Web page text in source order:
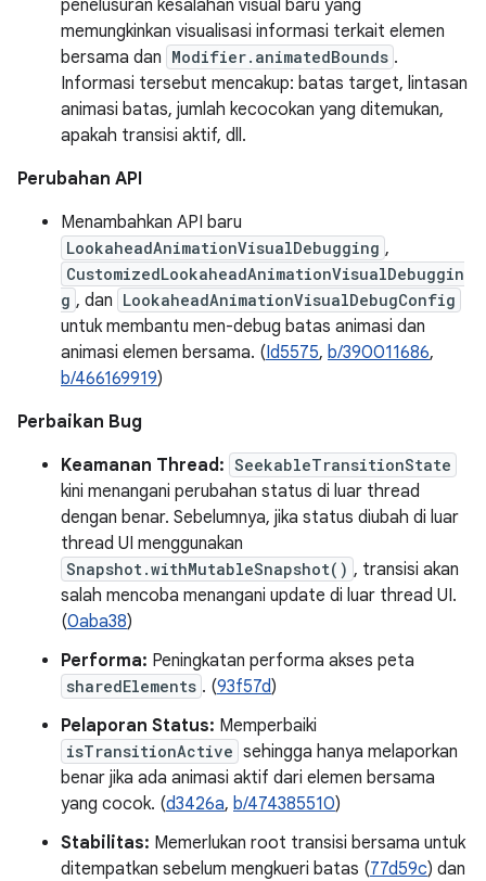
penelusuran kesalahan visual baru yang
memungkinkan visualisasi informasi terkait elemen
bersama dan Modifier.animatedBounds .
Informasi tersebut mencakup: batas target, lintasan
animasi batas, jumlah kecocokan yang ditemukan,
apakah transisi aktif, dll.
Perubahan API
Menambahkan API baru
LookaheadAnimationVisualDebugging ,
CustomizedLookaheadAnimationVisualDebuggin
g , dan LookaheadAnimationVisualDebugConfig
untuk membantu men-debug batas animasi dan
animasi elemen bersama. (Id5575, b/390011686,
b/466169919)
Perbaikan Bug
Keamanan Thread: SeekableTransitionState
kini menangani perubahan status di luar thread
dengan benar. Sebelumnya, jika status diubah di luar
thread UI menggunakan
Snapshot.withMutableSnapshot() , transisi akan
salah mencoba menangani update di luar thread UI.
(0aba38)
Performa: Peningkatan performa akses peta
sharedElements . (93f57d)
Pelaporan Status: Memperbaiki
isTransitionActive sehingga hanya melaporkan
benar jika ada animasi aktif dari elemen bersama
yang cocok. (d3426a, b/474385510)
Stabilitas: Memerlukan root transisi bersama untuk
ditempatkan sebelum mengkueri batas (77d59c) dan